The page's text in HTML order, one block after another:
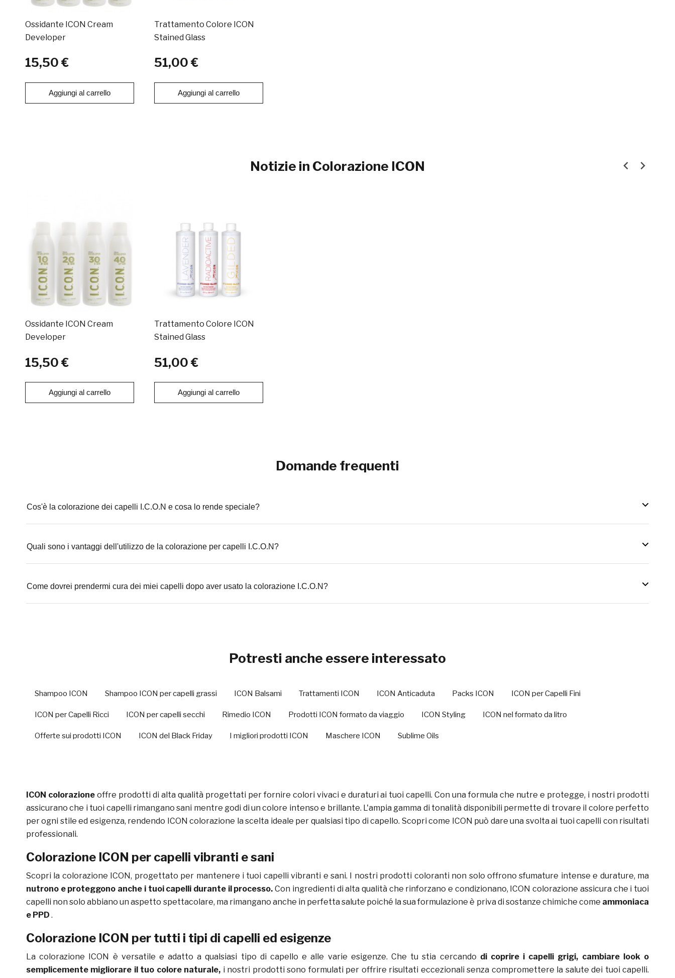
Ossidante ICON Cream
Developer
15,50 €
Aggiungi al carrello
Trattamento Colore ICON
Stained Glass
51,00 €
Aggiungi al carrello
Notizie in Colorazione ICON
Ossidante ICON Cream
Developer
15,50 €
Aggiungi al carrello
Trattamento Colore ICON
Stained Glass
51,00 €
Aggiungi al carrello
Domande frequenti
Cos'è la colorazione dei capelli I.C.O.N e cosa lo rende speciale?
Quali sono i vantaggi dell'utilizzo de la colorazione per capelli I.C.O.N?
Come dovrei prendermi cura dei miei capelli dopo aver usato la colorazione I.C.O.N?
Potresti anche essere interessato
Shampoo ICON Shampoo ICON per capelli grassi ICON Balsami Trattamenti ICON ICON Anticaduta Packs ICON ICON per Capelli Fini
ICON per Capelli Ricci ICON per capelli secchi Rimedio ICON Prodotti ICON formato da viaggio ICON Styling ICON nel formato da litro
Offerte sui prodotti ICON ICON del Black Friday I migliori prodotti ICON Maschere ICON Sublime Oils
ICON colorazioneoffre prodotti di alta qualità progettati per fornire colori vivaci e duraturi ai tuoi capelli. Con una formula che nutre e protegge, i nostri prodotti
assicurano che i tuoi capelli rimangano sani mentre godi di un colore intenso e brillante. L'ampia gamma di tonalità disponibili permette di trovare il colore perfetto
per ogni stile ed esigenza, rendendo ICON colorazione la scelta ideale per qualsiasi tipo di capello. Scopri come ICON può dare una svolta ai tuoi capelli con risultati
professionali.
Colorazione ICON per capelli vibranti e sani
Scopri la colorazione ICON, progettato per mantenere i tuoi capelli vibranti e sani. I nostri prodotti coloranti non solo offrono sfumature intense e durature, ma
nutrono e proteggono anche i tuoi capelli durante il processo. Con ingredienti di alta qualità che rinforzano e condizionano, ICON colorazione assicura che i tuoi
capelli non solo abbiano un aspetto spettacolare, ma rimangano anche in perfetta salute poiché la sua formulazione è priva di sostanze chimiche come ammoniaca
e PPD .
Colorazione ICON per tutti i tipi di capelli ed esigenze
La colorazione ICON è versatile e adatto a qualsiasi tipo di capello e alle varie esigenze. Che tu stia cercando di coprire i capelli grigi, cambiare look o
semplicemente migliorare il tuo colore naturale, i nostri prodotti sono formulati per offrire risultati eccezionali senza compromettere la salute dei tuoi capelli.